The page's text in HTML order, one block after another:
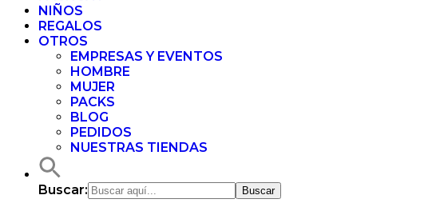
NIÑOS
REGALOS
OTROS
EMPRESAS Y EVENTOS
HOMBRE
MUJER
PACKS
BLOG
PEDIDOS
NUESTRAS TIENDAS
Buscar: